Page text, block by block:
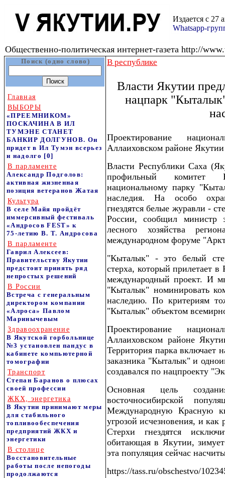
Издается с 27
Whatsapp-
Общественно-политическая интернет-газета http://
Поиск (одно слово)
Главная
ВЫБОРЫ
«ПРЕЕМНИКОМ»
ПОСКАЧИНА В ИЛ
ТУМЭНЕ СТАНЕТ
БАНКИР ДОЛГУНОВ. Он
придет в Ил Тумэн всерьез
и надолго [0]
В парламенте
Александр Подголов:
активная жизненная
позиция ветеранов Жатая
Культура
В селе Майя пройдёт
иммерсивный фестиваль
«Андросов FEST» к
75‑летию В. Т. Андросова
В парламенте
Гаврил Алексеев:
Правительству Якутии
предстоит принять ряд
непростых решений
В России
Встреча с генеральным
директором компании
«Алроса» Павлом
Маринычевым
Здравоохранение
В Якутской горбольнице
№3 установлен пандус в
кабинете компьютерной
томографии
Транспорт
Степан Баранов о плюсах
своей профессии
ЖКХ, энергетика
В Якутии принимают меры
для стабильного
топливообеспечения
предприятий ЖКХ и
энергетики
В столице
Восстановительные
работы после непогоды
продолжаются
В республике
Власти Якутии
нацпарк
Проектирование
Аллаиховском районе Якутии
Власти Республики Саха
профильный
национальному парку
наследия. На особо
гнездятся белые журавли -
России, сообщил министр
лесного хозяйства
международном форуме
"Кыталык" - это белый
стерха, который прилетает
международный проект. И
"Кыталык" номинировать
наследию. По критериям
"Кыталык" объектом
Проектирование
Аллаиховском районе
Территория парка включает
заказника "Кыталык" и
создавался по нацпроекту
Основная цель
восточносибирской
Международную Красную
угрозой исчезновения, и
Стерхи гнездятся
обитающая в Якутии,
эта популяция сейчас
https://tass.ru/obschestvo/